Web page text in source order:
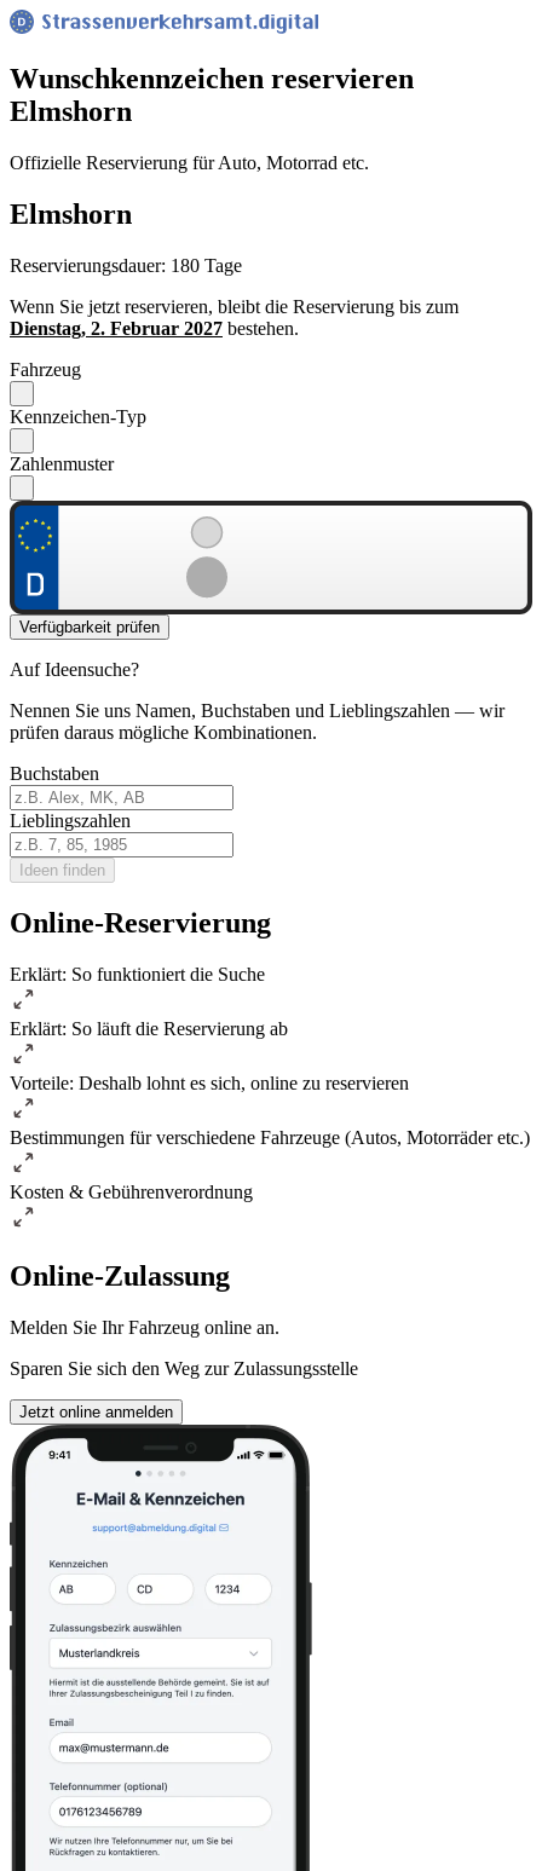
Wunsch­kennzeichen reservieren
Elmshorn
Offizielle Reservierung für Auto, Motorrad etc.
Elmshorn
Reservierungsdauer: 180 Tage
Wenn Sie jetzt reservieren, bleibt die Reservierung bis zum
Dienstag, 2. Februar 2027 bestehen.
Fahrzeug
Kennzeichen-Typ
Zahlenmuster
Verfügbarkeit prüfen
Auf Ideensuche?
Nennen Sie uns Namen, Buchstaben und Lieblingszahlen — wir
prüfen daraus mögliche Kombinationen.
Buchstaben
Lieblingszahlen
Ideen finden
Online-Reservierung
Erklärt: So funktioniert die Suche
Erklärt: So läuft die Reservierung ab
Vorteile: Deshalb lohnt es sich, online zu reservieren
Bestimmungen für verschiedene Fahrzeuge (Autos, Motorräder etc.)
Kosten & Gebührenverordnung
Online-Zulassung
Melden Sie Ihr Fahrzeug online an.
Sparen Sie sich den Weg zur Zulassungsstelle
Jetzt online anmelden